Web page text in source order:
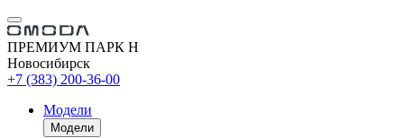
ПРЕМИУМ ПАРК Н
Новосибирск
+7 (383) 200-36-00
Модели
Модели